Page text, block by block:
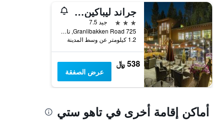
محور
Y
الذي
يعرض
متوسط
سعر
غرفة
جراند ليباكين تاهوي
3 نجوم
جيد 7.5
725 Granlibakken Road, تاهو ستي, CA, الولايات المتحدة الأميريكية
1.2 كيلومتر عن وسط المدينة
538 ﷼
عرض الصفقة
أماكن إقامة أخرى في تاهو ستي